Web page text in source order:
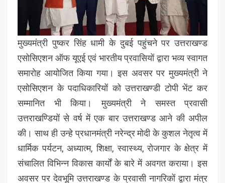
मुख्यमंत्री पुष्कर सिंह धामी के दुबई पहुंचने पर उत्तराखण्ड
एसोसिएशन ऑफ यूएई एवं भारतीय प्रवासियों द्वारा भव्य स्वागत
समारोह आयोजित किया गया। इस अवसर पर मुख्यमंत्री ने
एसोसिएशन के पदाधिकारियों को उत्तराखण्डी टोपी भेंट कर
सम्मानित भी किया। मुख्यमंत्री ने समस्त प्रवासी
उत्तराखण्डियों से वर्ष में एक बार उत्तराखण्ड आने की अपील
की। साथ ही उन्हे प्रधानमंत्री नरेन्द्र मोदी के कुशल नेतृत्व में
धार्मिक पर्यटन, अध्यात्म, शिक्षा, स्वास्थ्य, रोजगार के क्षेत्र में
संचालित विभिन्न विकास कार्यों के बारे में अवगत कराया। इस
अवसर पर देवभूमि उत्तराखण्ड के प्रवासी नागरिकों द्वारा मंत्र